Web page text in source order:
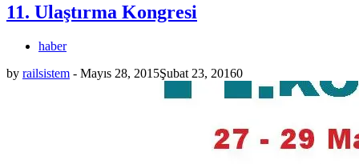
11. Ulaştırma Kongresi
haber
by railsistem - Mayıs 28, 2015Şubat 23, 20160